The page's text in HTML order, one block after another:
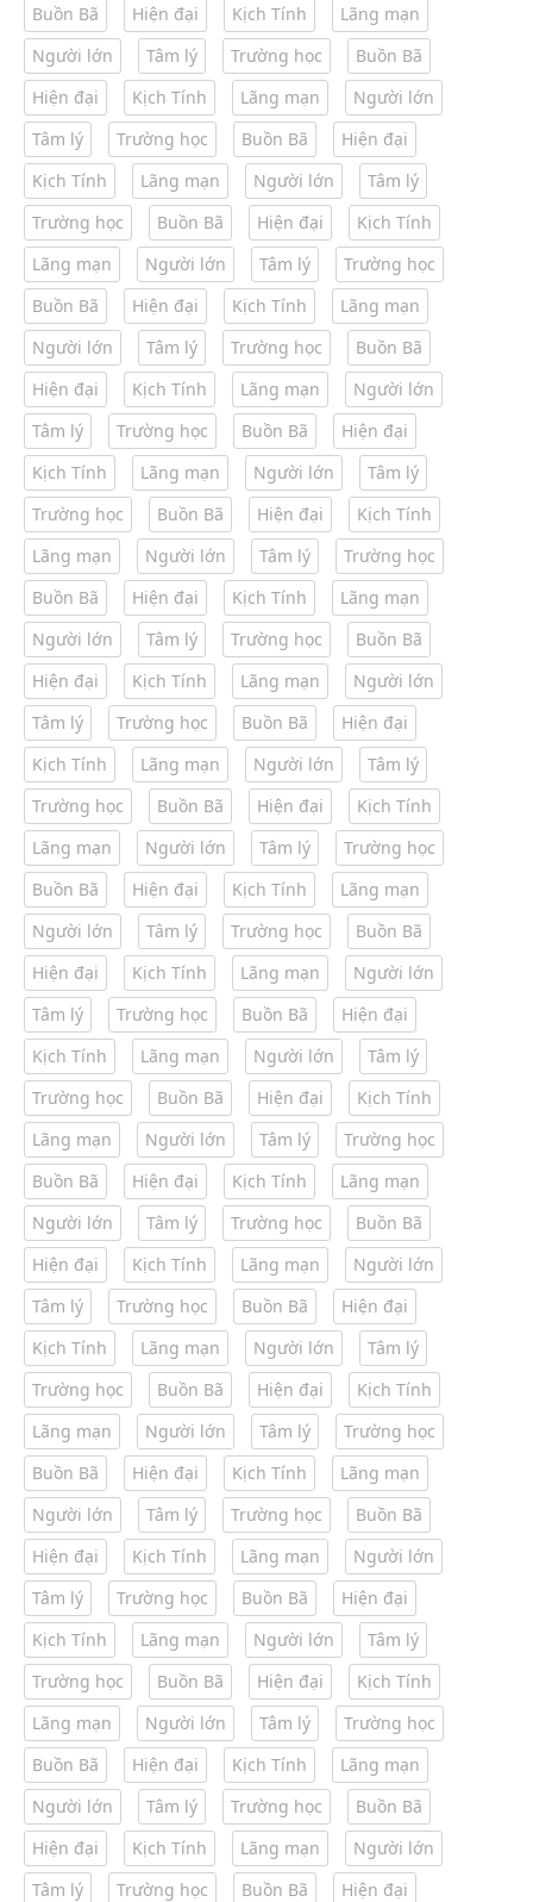
Buồn Bã Hiện đại Kịch Tính
Lãng mạn
Người lớn
Tâm lý Trường học
Buồn Bã
Hiện đại
Kịch Tính Lãng mạn
Người lớn
Tâm lý
Trường học Buồn Bã
Hiện đại
Kịch Tính
Lãng mạn Người lớn
Tâm lý
Trường học
Buồn Bã Hiện đại
Kịch Tính
Lãng mạn
Người lớn Tâm lý
Trường học
Buồn Bã
Hiện đại Kịch Tính
Lãng mạn
Người lớn
Tâm lý Trường học
Buồn Bã
Hiện đại
Kịch Tính Lãng mạn
Người lớn
Tâm lý
Trường học Buồn Bã
Hiện đại
Kịch Tính
Lãng mạn Người lớn
Tâm lý
Trường học
Buồn Bã Hiện đại
Kịch Tính
Lãng mạn
Người lớn Tâm lý
Trường học
Buồn Bã
Hiện đại Kịch Tính
Lãng mạn
Người lớn
Tâm lý Trường học
Buồn Bã
Hiện đại
Kịch Tính Lãng mạn
Người lớn
Tâm lý
Trường học Buồn Bã
Hiện đại
Kịch Tính
Lãng mạn Người lớn
Tâm lý
Trường học
Buồn Bã Hiện đại
Kịch Tính
Lãng mạn
Người lớn Tâm lý
Trường học
Buồn Bã
Hiện đại Kịch Tính
Lãng mạn
Người lớn
Tâm lý Trường học
Buồn Bã
Hiện đại
Kịch Tính Lãng mạn
Người lớn
Tâm lý
Trường học Buồn Bã
Hiện đại
Kịch Tính
Lãng mạn Người lớn
Tâm lý
Trường học
Buồn Bã Hiện đại
Kịch Tính
Lãng mạn
Người lớn Tâm lý
Trường học
Buồn Bã
Hiện đại Kịch Tính
Lãng mạn
Người lớn
Tâm lý Trường học
Buồn Bã
Hiện đại
Kịch Tính Lãng mạn
Người lớn
Tâm lý
Trường học Buồn Bã
Hiện đại
Kịch Tính
Lãng mạn Người lớn
Tâm lý
Trường học
Buồn Bã Hiện đại
Kịch Tính
Lãng mạn
Người lớn Tâm lý
Trường học
Buồn Bã
Hiện đại Kịch Tính
Lãng mạn
Người lớn
Tâm lý Trường học
Buồn Bã
Hiện đại
Kịch Tính Lãng mạn
Người lớn
Tâm lý
Trường học Buồn Bã
Hiện đại
Kịch Tính
Lãng mạn Người lớn
Tâm lý
Trường học
Buồn Bã Hiện đại
Kịch Tính
Lãng mạn
Người lớn Tâm lý
Trường học
Buồn Bã
Hiện đại Kịch Tính
Lãng mạn
Người lớn
Tâm lý Trường học
Buồn Bã
Hiện đại
Kịch Tính Lãng mạn
Người lớn
Tâm lý
Trường học Buồn Bã
Hiện đại